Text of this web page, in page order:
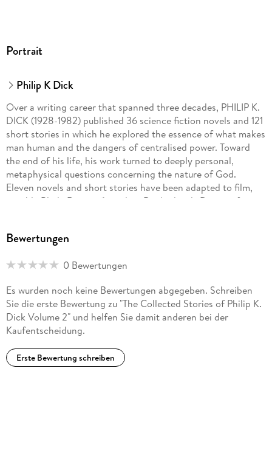
reviewer, ⭐ ⭐ ⭐ ⭐ ⭐
Portrait
Philip K Dick
Over a writing career that spanned three decades, PHILIP K.
DICK (1928-1982) published 36 science fiction novels and 121
short stories in which he explored the essence of what makes
man human and the dangers of centralised power. Toward
the end of his life, his work turned to deeply personal,
metaphysical questions concerning the nature of God.
Eleven novels and short stories have been adapted to film,
notably Blade Runner (based on Do Androids Dream of
Castle. The recipient of critical acclaim and numerous awards
Campbell awards, Dick was inducted into the Science Fiction
Library of America published a selection of his novels in
three volumes. His work has been translated into more than
twenty-five languages.
Bewertungen
0 Bewertungen
Es wurden noch keine Bewertungen abgegeben. Schreiben
Sie die erste Bewertung zu "The Collected Stories of Philip K.
Dick Volume 2" und helfen Sie damit anderen bei der
Kaufentscheidung.
Erste Bewertung schreiben